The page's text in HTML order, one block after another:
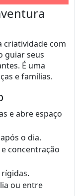
criatividade com
guiar seus
É uma
e famílias.
e abre espaço
o dia.
concentração
ou entre